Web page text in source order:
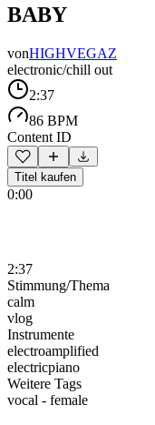
BABY
vonHIGHVEGAZ
electronic/chill out
2:37
86 BPM
Content ID
Titel kaufen
0:00
2:37
Stimmung/Thema
calm
vlog
Instrumente
electroamplified
electricpiano
Weitere Tags
vocal - female